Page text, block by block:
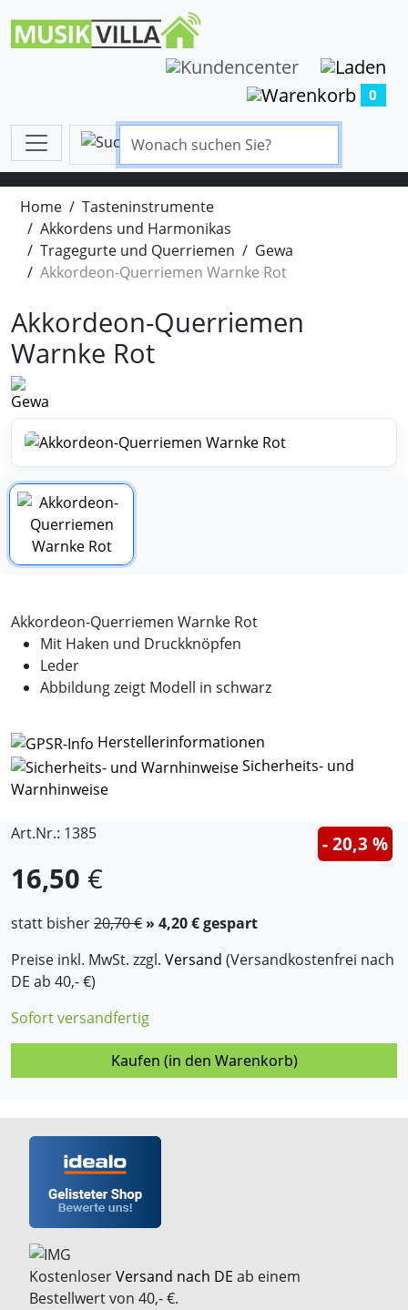
0
Home
Tasteninstrumente
Akkordens und Harmonikas
Tragegurte und Querriemen
Gewa
Akkordeon-Querriemen Warnke Rot
Akkordeon-Querriemen
Warnke Rot
Akkordeon-Querriemen Warnke Rot
Mit Haken und Druckknöpfen
Leder
Abbildung zeigt Modell in schwarz
Herstellerinformationen
Sicherheits- und
Warnhinweise
Art.Nr.: 1385
16,50 €
statt bisher20,70 € » 4,20 € gespart
- 20,3 %
Preise inkl. MwSt. zzgl. Versand (Versandkostenfrei nach
DE ab 40,- €)
Sofort versandfertig
Kaufen (in den Warenkorb)
KostenloserVersand nach DE ab einem
Bestellwert von 40,- €.